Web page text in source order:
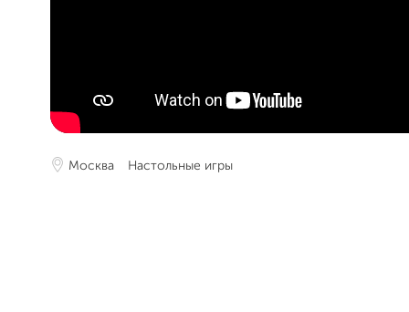
Москва Настольные игры